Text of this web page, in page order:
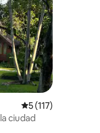
Calificación
5 (117)
ciudad